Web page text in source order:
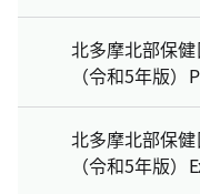
北多摩北部保
（令和5年版）
北多摩北部保
（令和5年版）